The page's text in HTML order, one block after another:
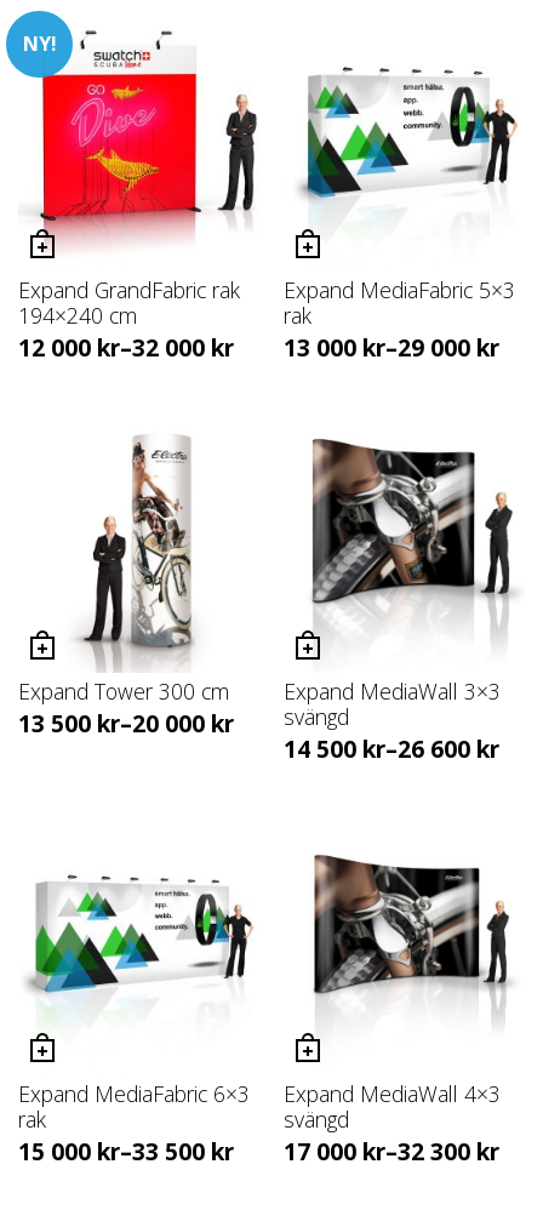
NY!
Expand GrandFabric rak
194×240 cm
12 000 kr–32 000 kr
Expand MediaFabric 5×3
rak
13 000 kr–29 000 kr
Expand Tower 300 cm
13 500 kr–20 000 kr
Expand MediaWall 3×3
svängd
14 500 kr–26 600 kr
Expand MediaFabric 6×3
rak
15 000 kr–33 500 kr
Expand MediaWall 4×3
svängd
17 000 kr–32 300 kr